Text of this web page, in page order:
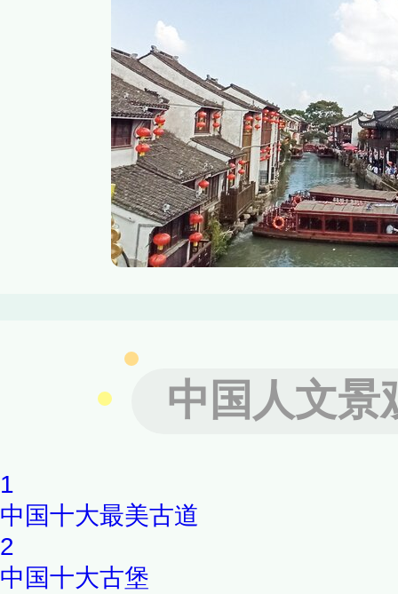
州有山塘，两处好地方，无限
塘街的生动写照。
中国人文景
1
中国十大最美古道
2
中国十大古堡